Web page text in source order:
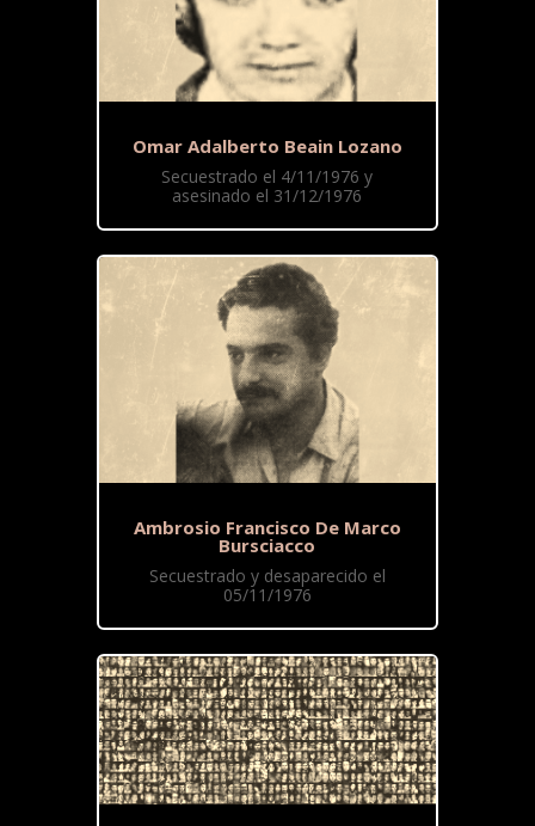
Omar Adalberto Beain Lozano
Secuestrado el 4/11/1976 y
asesinado el 31/12/1976
Ambrosio Francisco De Marco
Bursciacco
Secuestrado y desaparecido el
05/11/1976